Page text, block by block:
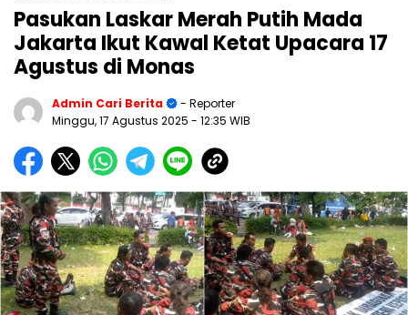
Pasukan Laskar Merah Putih Mada
Jakarta Ikut Kawal Ketat Upacara 17
Agustus di Monas
Admin Cari Berita
- Reporter
Minggu, 17 Agustus 2025 - 12:35 WIB